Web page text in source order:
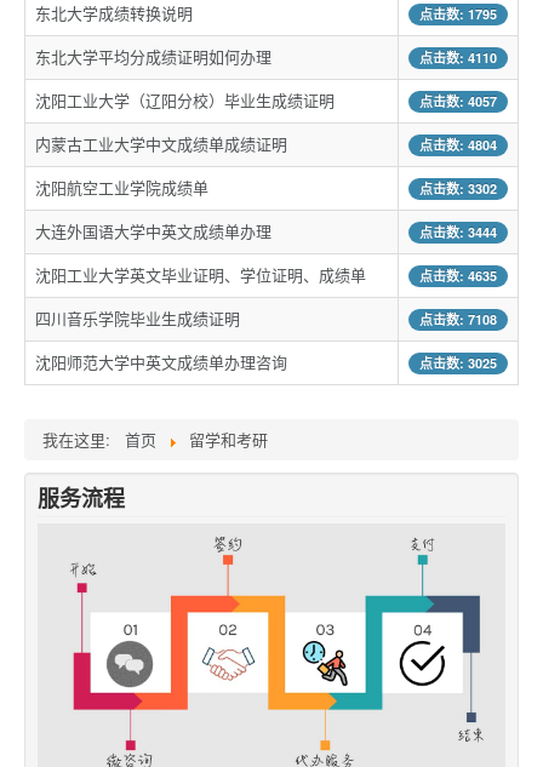
关于我们
东北大学成绩转换说明 点击数: 1795
东北大学平均分成绩证明如何办理 点击数: 4110
沈阳工业大学（辽阳分校）毕业生成绩证明 点击数: 4057
内蒙古工业大学中文成绩单成绩证明 点击数: 4804
沈阳航空工业学院成绩单 点击数: 3302
大连外国语大学中英文成绩单办理 点击数: 3444
沈阳工业大学英文毕业证明、学位证明、成绩单 点击数: 4635
四川音乐学院毕业生成绩证明 点击数: 7108
沈阳师范大学中英文成绩单办理咨询 点击数: 3025
我在这里: 首页 留学和考研
服务流程